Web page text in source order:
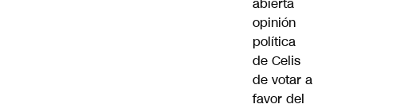
opinión
política
de Celis
de votar a
favor del